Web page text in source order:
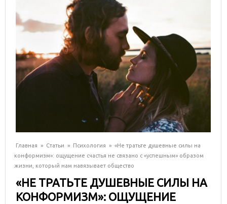
Главная » Статьи » Психология » «Не тратьте душевные силы на
конформизм»: ощущение счастья не связано с «успешным» образом
жизни, который нам навязывает общество
«НЕ ТРАТЬТЕ ДУШЕВНЫЕ СИЛЫ НА
КОНФОРМИЗМ»: ОЩУЩЕНИЕ